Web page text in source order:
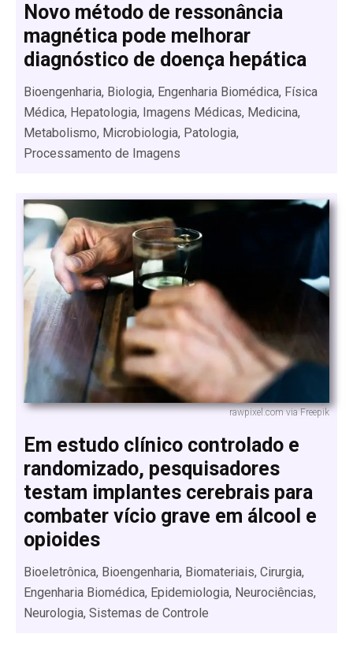
Novo método de ressonância
magnética pode melhorar
diagnóstico de doença hepática
Bioengenharia, Biologia, Engenharia Biomédica, Física
Médica, Hepatologia, Imagens Médicas, Medicina,
Metabolismo, Microbiologia, Patologia,
Processamento de Imagens
rawpixel.com via Freepik
Em estudo clínico controlado e
randomizado, pesquisadores
testam implantes cerebrais para
combater vício grave em álcool e
opioides
Bioeletrônica, Bioengenharia, Biomateriais, Cirurgia,
Engenharia Biomédica, Epidemiologia, Neurociências,
Neurologia, Sistemas de Controle